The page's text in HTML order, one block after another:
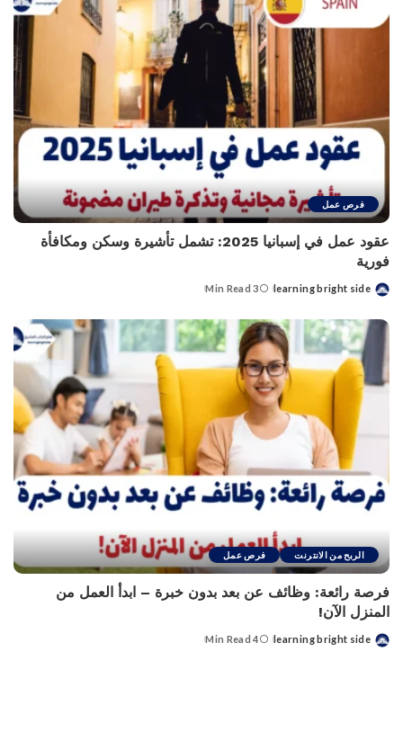
فرص عمل
عقود عمل في إسبانيا 2025: تشمل تأشيرة وسكن ومكافأة
فورية
Posted
learning bright side
3 Min Read
الربح من الانترنت فرص عمل
فرصة رائعة: وظائف عن بعد بدون خبرة – ابدأ العمل من
المنزل الآن!
Posted
learning bright side
4 Min Read